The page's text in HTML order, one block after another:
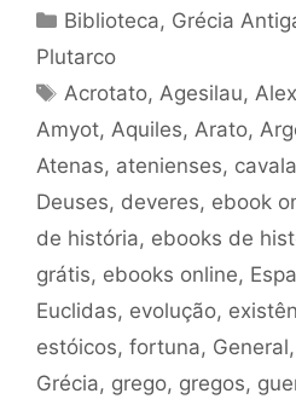
Categorias
Biblioteca, Grécia
Plutarco
Tags
Acrotato, Agesilau,
Amyot, Aquiles, Arato,
Atenas, atenienses,
Deuses, deveres, ebook
de história, ebooks de
grátis, ebooks online,
Euclidas, evolução,
estóicos, fortuna, General,
Grécia, grego, gregos,